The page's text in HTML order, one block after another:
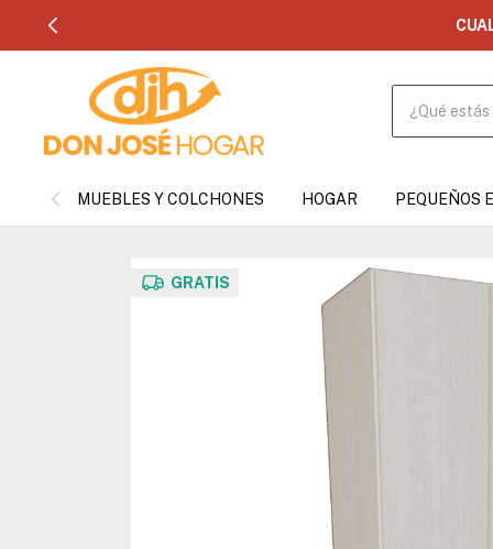
MUEBLES Y COLCHONES HOGAR PEQUEÑOS
GRATIS